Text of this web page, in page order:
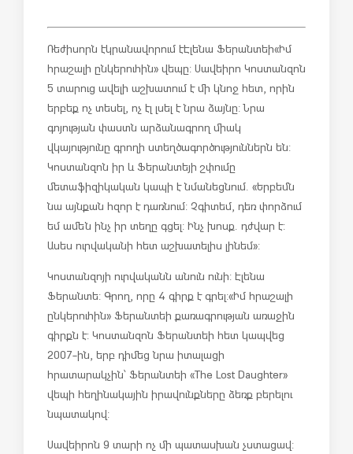
Ռեժիսորն էկրանավորում է Էլենա Ֆերանտեի «Իմ
հրաշալի ընկերուհին» վեպը: Սավեիրո Կոստանզոն
5 տարուց ավելի աշխատում է մի կնոջ հետ, որին
երբեք ոչ տեսել, ոչ էլ լսել է նրա ձայնը: Նրա
գոյության փաստն արձանագրող միակ
վկայությունը գրողի ստեղծագործություններն են:
Կոստանզոն իր և Ֆերանտեյի շփումը
մետաֆիզիկական կապի է նմանեցնում. «Երբեմն
նա այնքան հզոր է դառնում: Չգիտեմ, դեռ փորձում
եմ ամեն ինչ իր տեղը գցել: Ինչ խոսք. դժվար է:
Ասես ուրվականի հետ աշխատելիս լինեմ»:
Կոստանզոյի ուրվականն անուն ունի: Էլենա
Ֆերանտե: Գրող, որը 4 գիրք է գրել: «Իմ հրաշալի
ընկերուհին» Ֆերանտեի քառագրության առաջին
գիրքն է: Կոստանզոն Ֆերանտեի հետ կապվեց
2007-ին, երբ դիմեց նրա իտալացի
հրատարակչին՝ Ֆերանտեի «The Lost Daughter»
վեպի հեղինակային իրավունքները ձեռք բերելու
նպատակով:
Սավեիրոն 9 տարի ոչ մի պատասխան չստացավ: